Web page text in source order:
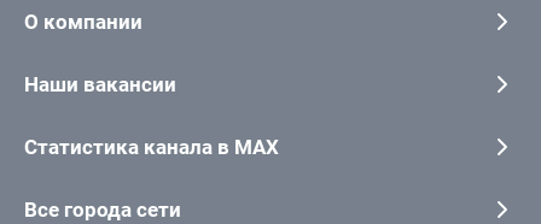
О компании
Наши вакансии
Статистика канала в MAX
Все города сети